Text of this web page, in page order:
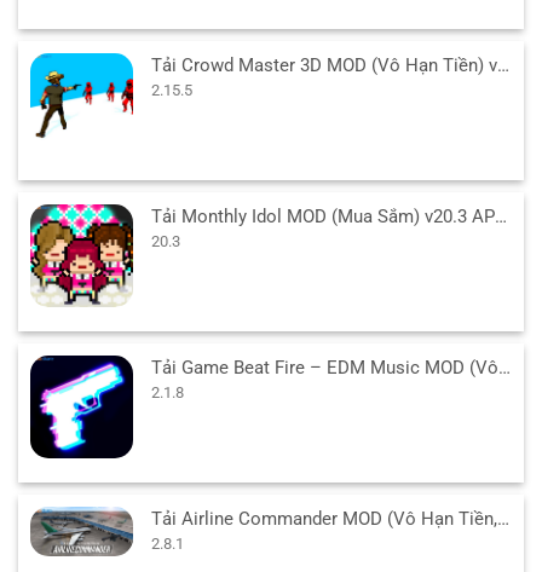
Tải Crowd Master 3D MOD (Vô Hạn Tiền) v2.15.5 APK
2.15.5
Tải Monthly Idol MOD (Mua Sắm) v20.3 APK cho Android
20.3
Tải Game Beat Fire – EDM Music MOD (Vô Hạn Tiền) v2.1.8 APK
2.1.8
Tải Airline Commander MOD (Vô Hạn Tiền, Mở Khóa) 2.8.1 APK
2.8.1